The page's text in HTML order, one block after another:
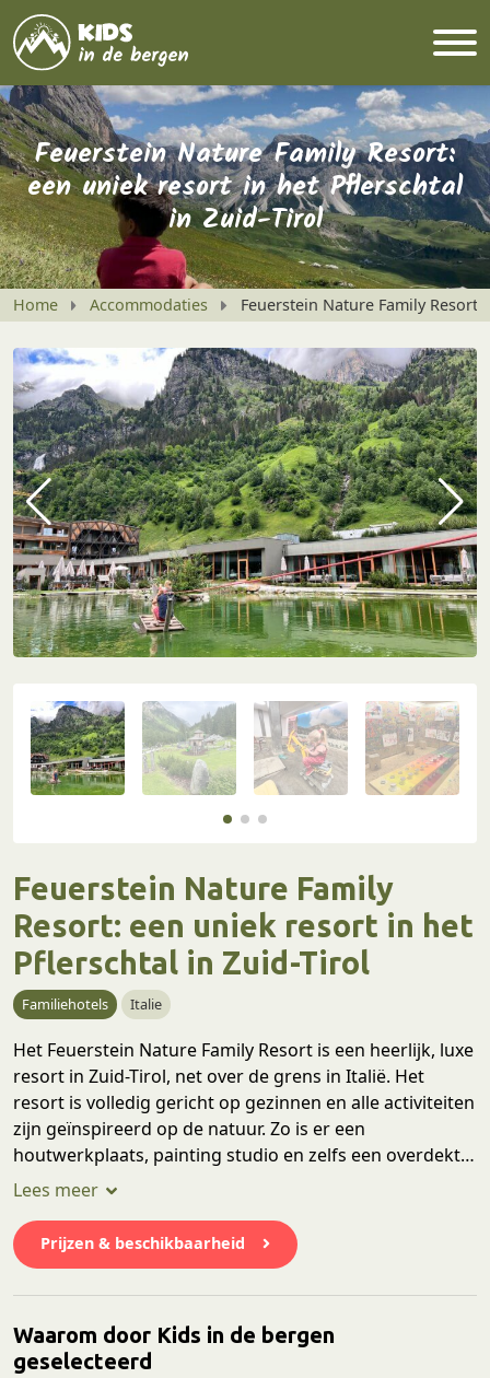
Feuerstein Nature Family Resort:
een uniek resort in het Pflerschtal
in Zuid-Tirol
Home Accommodaties Feuerstein Nature Family
Feuerstein Nature Family
Resort: een uniek resort in het
Pflerschtal in Zuid-Tirol
Familiehotels Italie
Het Feuerstein Nature Family Resort is een heerlijk, luxe
resort in Zuid-Tirol, net over de grens in Italië. Het
resort is volledig gericht op gezinnen en alle activiteiten
zijn geïnspireerd op de natuur. Zo is er een
houtwerkplaats, painting studio en zelfs een overdekte
modderspeeltuin. Lees onze uitgebreide review
Prijzen & beschikbaarheid
Waarom door Kids in de bergen
geselecteerd